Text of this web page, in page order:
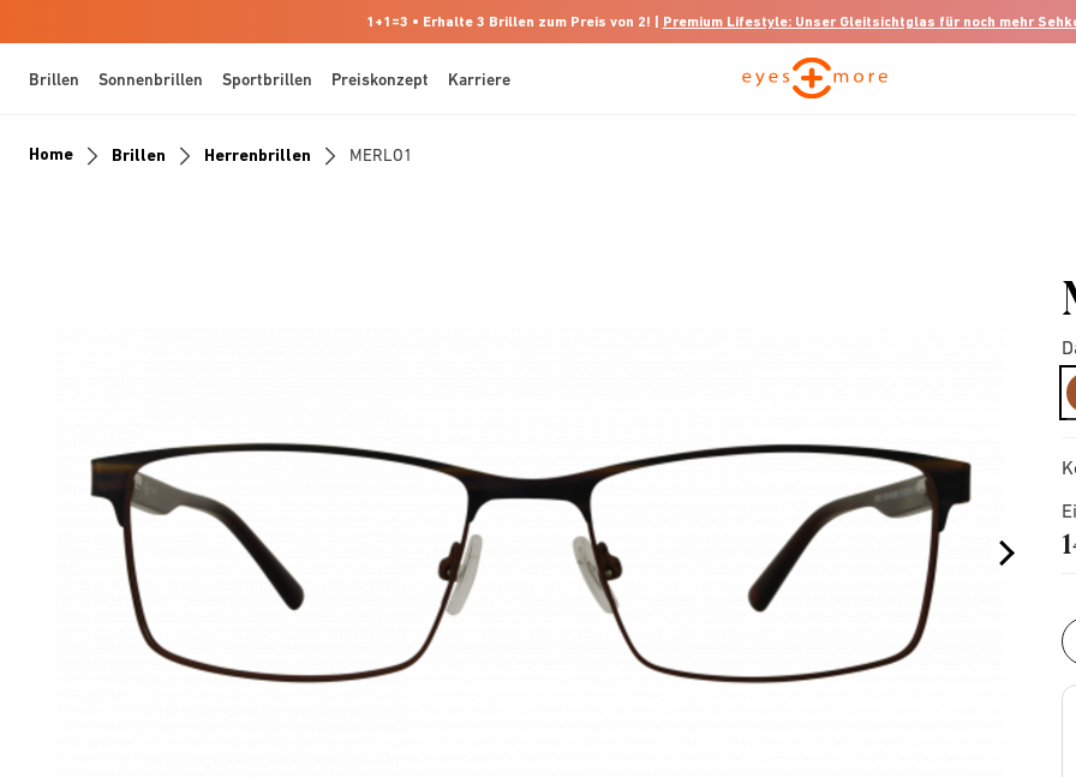
1+1=3 • Erhalte 3 Brillen zum Preis von 2! | Premium Lifestyle: Unser Gleitsichtglas für noch mehr
Brillen Sonnenbrillen Sportbrillen Preiskonzept Karriere
Home Brillen Herrenbrillen MERLO1